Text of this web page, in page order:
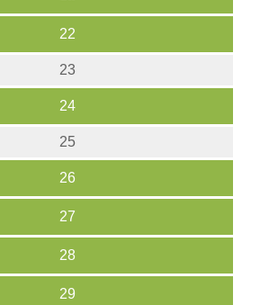
22
23
24
25
26
27
28
29